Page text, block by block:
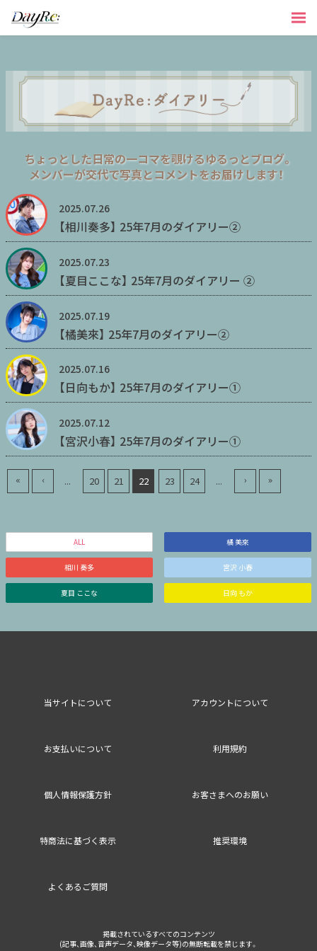
ちょっとした日常の一コマを覗けるゆるっとブログ。
メンバーが交代で写真とコメントをお届けします！
2025.07.26
【相川奏多】 25年7月のダイアリー②
2025.07.23
【夏目ここな】 25年7月のダイアリー ②
2025.07.19
【橘美來】 25年7月のダイアリー②
2025.07.16
【日向もか】 25年7月のダイアリー①
2025.07.12
【宮沢小春】 25年7月のダイアリー①
« ‹ ... 20 21 22 23 24 ... › »
ALL 橘 美來
相川 奏多 宮沢 小春
夏目 ここな 日向 もか
当サイトについて アカウントについて
お支払いについて 利用規約
個人情報保護方針 お客さまへのお願い
特商法に基づく表示 推奨環境
よくあるご質問
掲載されているすべてのコンテンツ
(記事、画像、音声データ、映像データ等)の無断転載を禁じます。